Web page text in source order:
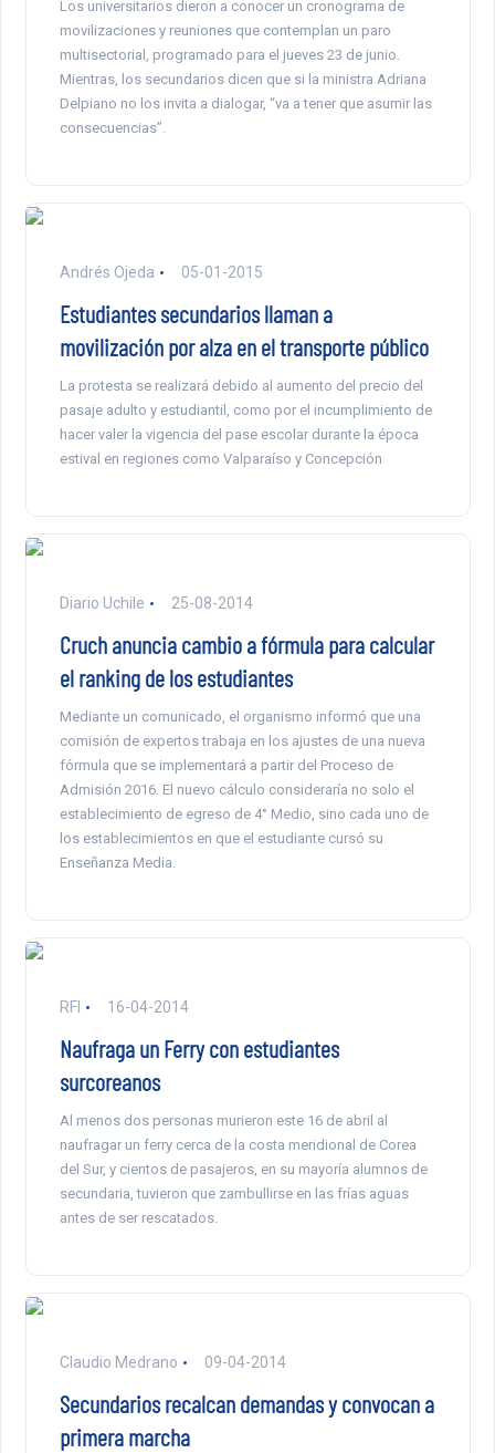
Los universitarios dieron a conocer un cronograma de
movilizaciones y reuniones que contemplan un paro
multisectorial, programado para el jueves 23 de junio.
Mientras, los secundarios dicen que si la ministra Adriana
Delpiano no los invita a dialogar, “va a tener que asumir las
consecuencias”.
Andrés Ojeda 05-01-2015
Estudiantes secundarios llaman a
movilización por alza en el transporte público
La protesta se realizará debido al aumento del precio del
pasaje adulto y estudiantil, como por el incumplimiento de
hacer valer la vigencia del pase escolar durante la época
estival en regiones como Valparaíso y Concepción
Diario Uchile 25-08-2014
Cruch anuncia cambio a fórmula para calcular
el ranking de los estudiantes
Mediante un comunicado, el organismo informó que una
comisión de expertos trabaja en los ajustes de una nueva
fórmula que se implementará a partir del Proceso de
Admisión 2016. El nuevo cálculo consideraría no solo el
establecimiento de egreso de 4° Medio, sino cada uno de
los establecimientos en que el estudiante cursó su
Enseñanza Media.
RFI 16-04-2014
Naufraga un Ferry con estudiantes
surcoreanos
Al menos dos personas murieron este 16 de abril al
naufragar un ferry cerca de la costa meridional de Corea
del Sur, y cientos de pasajeros, en su mayoría alumnos de
secundaria, tuvieron que zambullirse en las frías aguas
antes de ser rescatados.
Claudio Medrano 09-04-2014
Secundarios recalcan demandas y convocan a
primera marcha